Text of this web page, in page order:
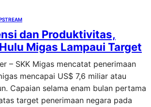
dan Produktivitas,
Migas Lampaui Target
– SKK Migas mencatat penerimaan
mencapai US$ 7,6 miliar atau
Capaian selama enam bulan pertama
target penerimaan negara pada